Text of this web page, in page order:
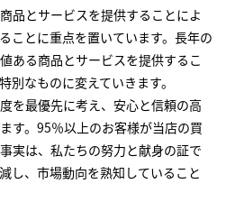
品とサービスを提供することによ
ことに重点を置いています。長年の
ある商品とサービスを提供するこ
別なものに変えていきます。
を最優先に考え、安心と信頼の高
す。95％以上のお客様が当店の買
実は、私たちの努力と献身の証で
し、市場動向を熟知していること